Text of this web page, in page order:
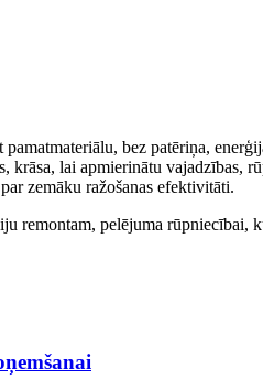
bez patēriņa,
lai apmierinātu vajadzības,
zemāku ražošanas efektivitāti.
remontam, pelējuma rūpniecībai,